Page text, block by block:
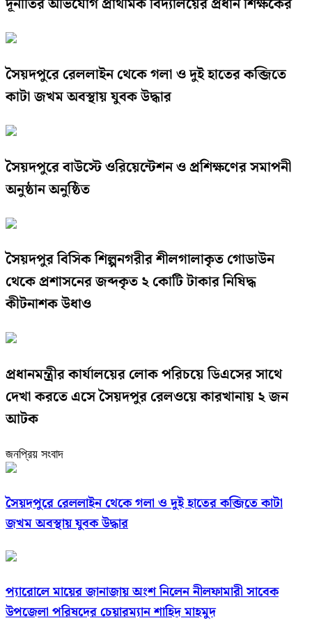
সৈয়দপুরে রেললাইন থেকে গলা ও দুই হাতের কব্জিতে
কাটা জখম অবস্থায় যুবক উদ্ধার
সৈয়দপুরে বাউস্টে ওরিয়েন্টেশন ও প্রশিক্ষণের সমাপনী
অনুষ্ঠান অনুষ্ঠিত
সৈয়দপুর বিসিক শিল্পনগরীর শীলগালাকৃত গোডাউন
থেকে প্রশাসনের জব্দকৃত ২ কোটি টাকার নিষিদ্ধ
কীটনাশক উধাও
প্রধানমন্ত্রীর কার্যালয়ের লোক পরিচয়ে ডিএসের সাথে
দেখা করতে এসে সৈয়দপুর রেলওয়ে কারখানায় ২ জন
আটক
জনপ্রিয় সংবাদ
সৈয়দপুরে রেললাইন থেকে গলা ও দুই হাতের কব্জিতে কাটা
জখম অবস্থায় যুবক উদ্ধার
প্যারোলে মায়ের জানাজায় অংশ নিলেন নীলফামারী সাবেক
উপজেলা পরিষদের চেয়ারম্যান শাহিদ মাহমুদ